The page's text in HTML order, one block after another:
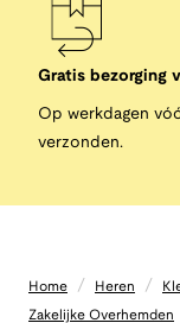
Gratis bezorging
Op werkdagen
verzonden.
Home / Heren /
Zakelijke Overhemden